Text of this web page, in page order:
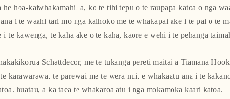
he hoa-kaiwhakamahi, a, ko te tihi tepu o te raupapa katoa o nga
i te waahi tari mo nga kaihoko me te whakapai ake i te pai o te
te kawenga, te kaha ake o te kaha, kaore e wehi i te pehanga
Schattdecor, me te tukanga pereti maitai a Tiamana
karawarawa, te parewai me te wera nui, e whakaatu ana i te
huatau, a ka taea te whakaroa atu i nga mokamoka kaari katoa.